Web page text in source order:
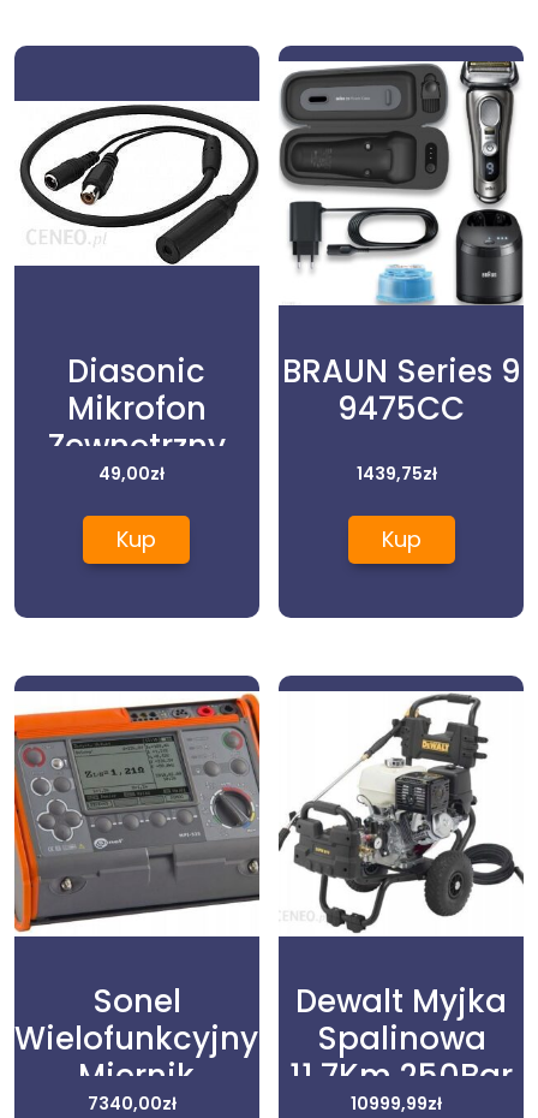
Diasonic
Mikrofon
Zewnętrzny
(Mono)
49,00zł
Kup
BRAUN Series 9
9475CC
1439,75zł
Kup
Sonel
Wielofunkcyjny
Miernik
7340,00zł
Dewalt Myjka
Spalinowa
11,7Km 250Bar
10999,99zł